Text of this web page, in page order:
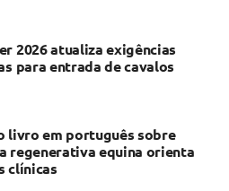
2026 atualiza exigências
para entrada de cavalos
livro em português sobre
regenerativa equina orienta
clínicas